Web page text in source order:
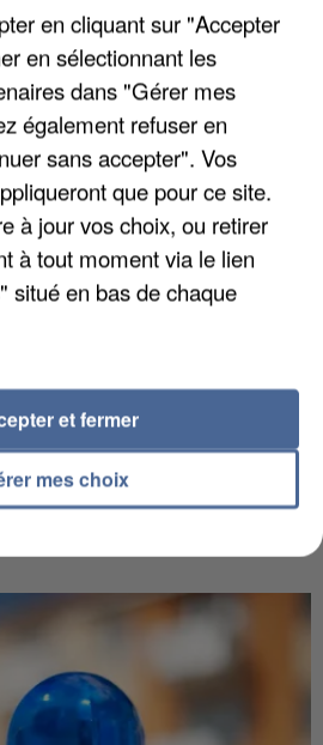
à cinq kilomètres de là.
supposés de la DZ Mafia
en cliquant sur "Accepter
en sélectionnant les
dans "Gérer mes
également refuser en
sans accepter". Vos
que pour ce site.
à jour vos choix, ou retirer
à tout moment via le lien
situé en bas de chaque
mes choix
et fermer